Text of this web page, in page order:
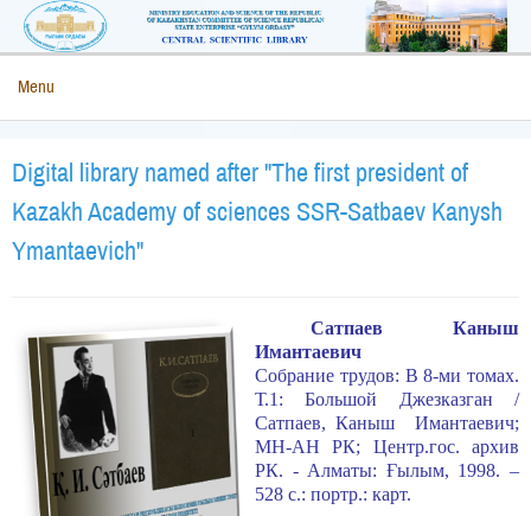
Menu
Digital library named after "The first president of
Kazakh Academy of sciences SSR-Satbaev Kanysh
Ymantaevich"
Сатпаев Каныш
Имантаевич
Собрание трудов: В 8-ми томах.
Т.1: Большой Джезказган /
Сатпаев, Каныш Имантаевич;
МН-АН РК; Центр.гос. архив
РК. - Алматы: Ғылым, 1998. –
528 с.: портр.: карт.